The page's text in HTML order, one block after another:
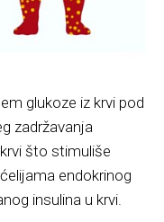
glukoze iz krvi pod
zadržavanja
što stimuliše
endokrinog
insulina u krvi.